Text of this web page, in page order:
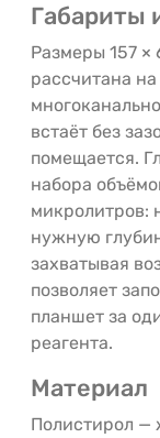
Габариты
Размеры 157 ×
рассчитана
встаёт без
помещается.
набора
микролитров:
нужную
захватывая
позволяет
планшет за
реагента.
Материал
Полистирол —